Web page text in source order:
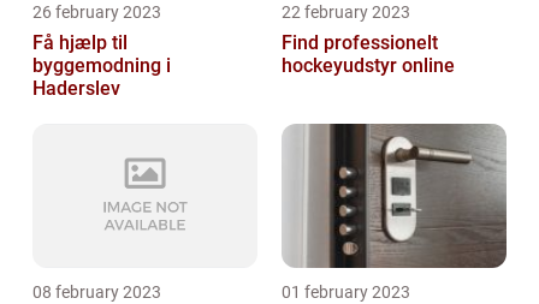
26 february 2023
Få hjælp til
byggemodning i
Haderslev
22 february 2023
Find professionelt
hockeyudstyr online
08 february 2023 01 february 2023